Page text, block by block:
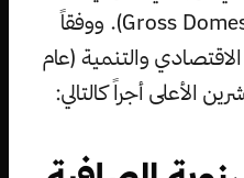
(Gross Domestic Product per Capita). ووفقاً
والتنمية (عام